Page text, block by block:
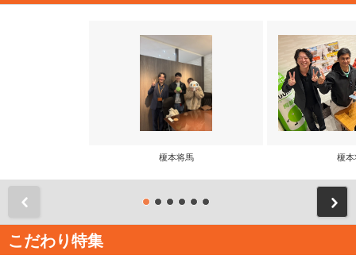
榎本将馬 榎本
こだわり特集